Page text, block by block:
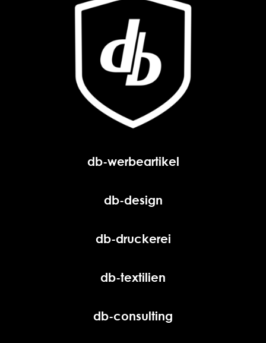
db-werbeartikel
db-design
db-druckerei
db-textilien
db-consulting